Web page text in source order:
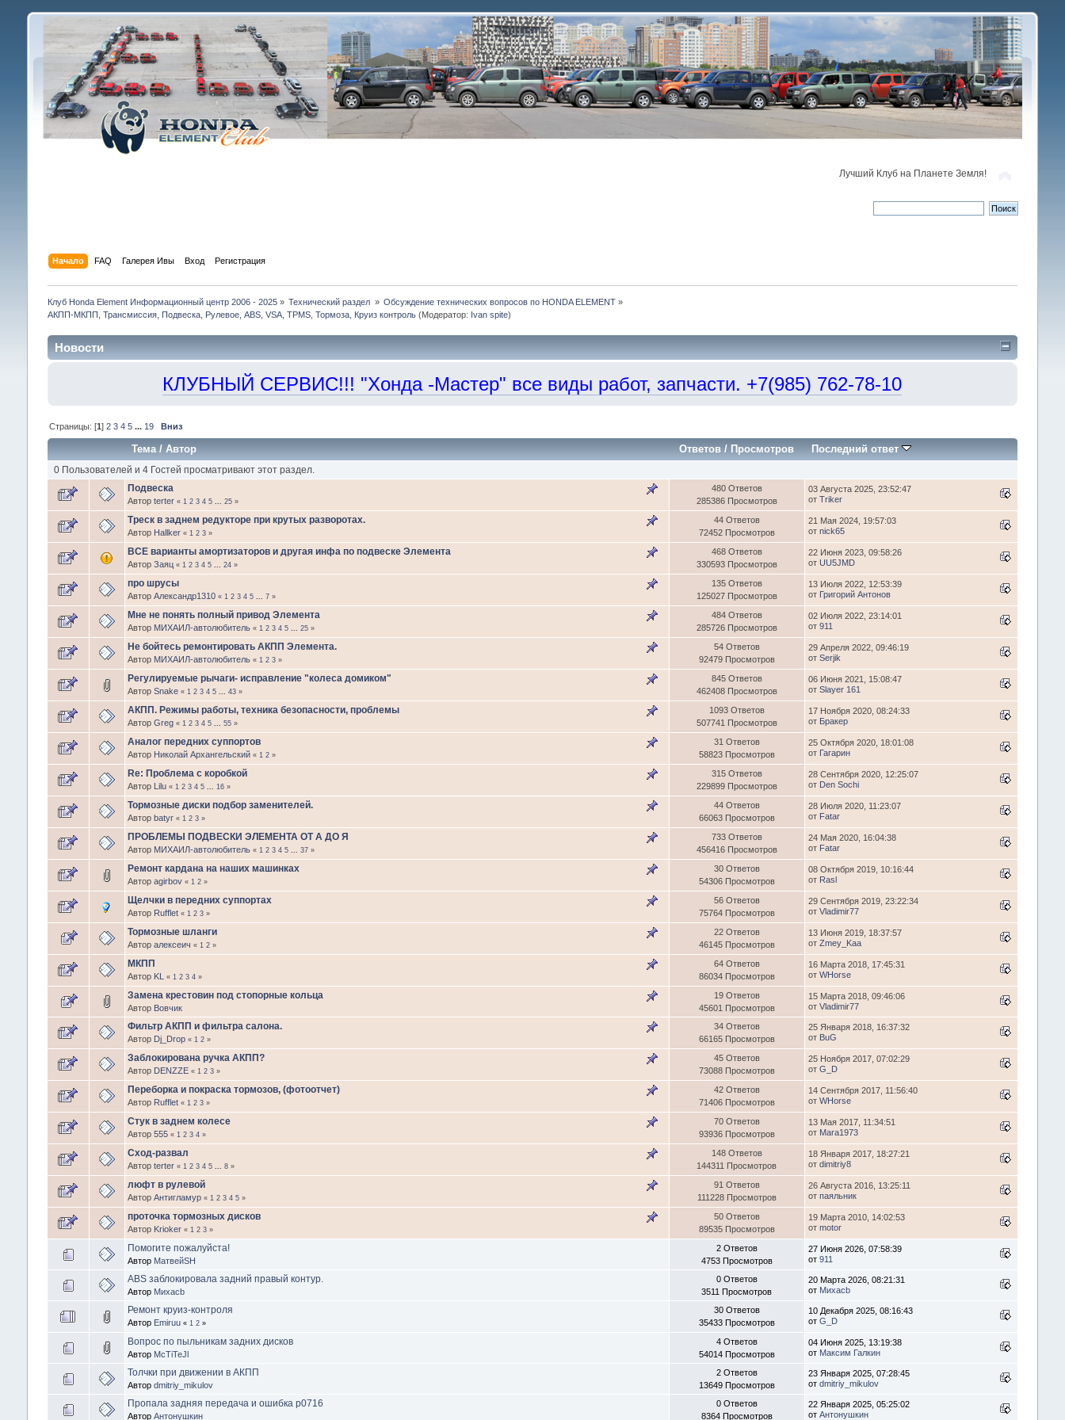
Лучший Клуб на Планете Земля!
Начало FAQ Галерея Ивы Вход Регистрация
Клуб Honda Element Информационный центр 2006 - 2025» Технический раздел » Обсуждение технических вопросов по HONDA ELEMENT »
АКПП-МКПП, Трансмиссия, Подвеска, Рулевое, ABS, VSA, TPMS, Тормоза, Круиз контроль(Модератор: Ivan spite)
Новости
КЛУБНЫЙ СЕРВИС!!! "Хонда -Мастер" все виды работ, запчасти. +7(985) 762-78-10
Страницы: [1] 2 3 4 5 ... 19 Вниз
Тема/ Автор Ответов/ Просмотров Последний ответ
0 Пользователей и 4 Гостей просматривают этот раздел.
Подвеска
Автор terter « 1 2 3 4 5 ... 25»
480 Ответов
285386 Просмотров
03 Августа 2025, 23:52:47
от Triker
Треск в заднем редукторе при крутых разворотах.
Автор Hallker « 1 2 3»
44 Ответов
72452 Просмотров
21 Мая 2024, 19:57:03
от nick65
ВСЕ варианты амортизаторов и другая инфа по подвеске Элемента
Автор Заяц « 1 2 3 4 5 ... 24»
468 Ответов
330593 Просмотров
22 Июня 2023, 09:58:26
от UU5JMD
про шрусы
Автор Александр1310 « 1 2 3 4 5 ... 7»
135 Ответов
125027 Просмотров
13 Июля 2022, 12:53:39
от Григорий Антонов
Мне не понять полный привод Элемента
Автор МИХАИЛ-автолюбитель « 1 2 3 4 5 ... 25»
484 Ответов
285726 Просмотров
02 Июля 2022, 23:14:01
от 911
Не бойтесь ремонтировать АКПП Элемента.
Автор МИХАИЛ-автолюбитель « 1 2 3»
54 Ответов
92479 Просмотров
29 Апреля 2022, 09:46:19
от Serjik
Регулируемые рычаги- исправление "колеса домиком"
Автор Snake « 1 2 3 4 5 ... 43»
845 Ответов
462408 Просмотров
06 Июня 2021, 15:08:47
от Slayer 161
АКПП. Режимы работы, техника безопасности, проблемы
Автор Greg « 1 2 3 4 5 ... 55»
1093 Ответов
507741 Просмотров
17 Ноября 2020, 08:24:33
от Бракер
Аналог передних суппортов
Автор Николай Архангельский « 1 2»
31 Ответов
58823 Просмотров
25 Октября 2020, 18:01:08
от Гагарин
Re: Проблема с коробкой
Автор Lilu « 1 2 3 4 5 ... 16»
315 Ответов
229899 Просмотров
28 Сентября 2020, 12:25:07
от Den Sochi
Тормозные диски подбор заменителей.
Автор batyr « 1 2 3»
44 Ответов
66063 Просмотров
28 Июля 2020, 11:23:07
от Fatar
ПРОБЛЕМЫ ПОДВЕСКИ ЭЛЕМЕНТА ОТ А ДО Я
Автор МИХАИЛ-автолюбитель « 1 2 3 4 5 ... 37»
733 Ответов
456416 Просмотров
24 Мая 2020, 16:04:38
от Fatar
Ремонт кардана на наших машинках
Автор agirbov « 1 2»
30 Ответов
54306 Просмотров
08 Октября 2019, 10:16:44
от Rasl
Щелчки в передних суппортах
Автор Rufflet « 1 2 3»
56 Ответов
75764 Просмотров
29 Сентября 2019, 23:22:34
от Vladimir77
Тормозные шланги
Автор алексеич « 1 2»
22 Ответов
46145 Просмотров
13 Июня 2019, 18:37:57
от Zmey_Kaa
МКПП
Автор KL « 1 2 3 4»
64 Ответов
86034 Просмотров
16 Марта 2018, 17:45:31
от WHorse
Замена крестовин под стопорные кольца
Автор Вовчик
19 Ответов
45601 Просмотров
15 Марта 2018, 09:46:06
от Vladimir77
Фильтр АКПП и фильтра салона.
Автор Dj_Drop « 1 2»
34 Ответов
66165 Просмотров
25 Января 2018, 16:37:32
от BuG
Заблокирована ручка АКПП?
Автор DENZZE « 1 2 3»
45 Ответов
73088 Просмотров
25 Ноября 2017, 07:02:29
от G_D
Переборка и покраска тормозов, (фотоотчет)
Автор Rufflet « 1 2 3»
42 Ответов
71406 Просмотров
14 Сентября 2017, 11:56:40
от WHorse
Стук в заднем колесе
Автор 555 « 1 2 3 4»
70 Ответов
93936 Просмотров
13 Мая 2017, 11:34:51
от Mara1973
Сход-развал
Автор terter « 1 2 3 4 5 ... 8»
148 Ответов
144311 Просмотров
18 Января 2017, 18:27:21
от dimitriy8
люфт в рулевой
Автор Антигламур « 1 2 3 4 5»
91 Ответов
111228 Просмотров
26 Августа 2016, 13:25:11
от паяльник
проточка тормозных дисков
Автор Krioker « 1 2 3»
50 Ответов
89535 Просмотров
19 Марта 2010, 14:02:53
от motor
Помогите пожалуйста!
Автор МатвейSH
2 Ответов
4753 Просмотров
27 Июня 2026, 07:58:39
от 911
ABS заблокировала задний правый контур.
Автор Михаcb
0 Ответов
3511 Просмотров
20 Марта 2026, 08:21:31
от Михаcb
Ремонт круиз-контроля
Автор Emiruu « 1 2»
30 Ответов
35433 Просмотров
10 Декабря 2025, 08:16:43
от G_D
Вопрос по пыльникам задних дисков
Автор McTiTeJl
4 Ответов
54014 Просмотров
04 Июня 2025, 13:19:38
от Максим Галкин
Толчки при движении в АКПП
Автор dmitriy_mikulov
2 Ответов
13649 Просмотров
23 Января 2025, 07:28:45
от dmitriy_mikulov
Пропала задняя передача и ошибка p0716
Автор Антонушкин
0 Ответов
8364 Просмотров
22 Января 2025, 05:25:02
от Антонушкин